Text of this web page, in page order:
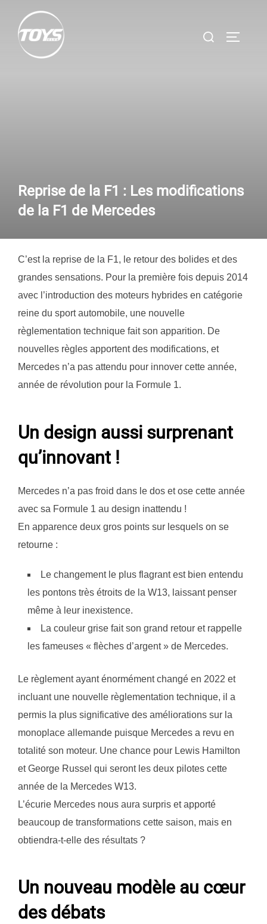
contenu
Rechercher :
Reprise de la F1 : Les modifications
de la F1 de Mercedes
C’est la reprise de la F1, le retour des bolides et des
grandes sensations. Pour la première fois depuis 2014
avec l’introduction des moteurs hybrides en catégorie
reine du sport automobile, une nouvelle
règlementation technique fait son apparition. De
nouvelles règles apportent des modifications, et
Mercedes n’a pas attendu pour innover cette année,
année de révolution pour la Formule 1.
Un design aussi surprenant
qu’innovant !
Mercedes n’a pas froid dans le dos et ose cette année
avec sa Formule 1 au design inattendu !
En apparence deux gros points sur lesquels on se
retourne :
Le changement le plus flagrant est bien entendu
les pontons très étroits de la W13, laissant penser
même à leur inexistence.
La couleur grise fait son grand retour et rappelle
les fameuses « flèches d’argent » de Mercedes.
Le règlement ayant énormément changé en 2022 et
incluant une nouvelle règlementation technique, il a
permis la plus significative des améliorations sur la
monoplace allemande puisque Mercedes a revu en
totalité son moteur. Une chance pour Lewis Hamilton
et George Russel qui seront les deux pilotes cette
année de la Mercedes W13.
L’écurie Mercedes nous aura surpris et apporté
beaucoup de transformations cette saison, mais en
obtiendra-t-elle des résultats ?
Un nouveau modèle au cœur
des débats